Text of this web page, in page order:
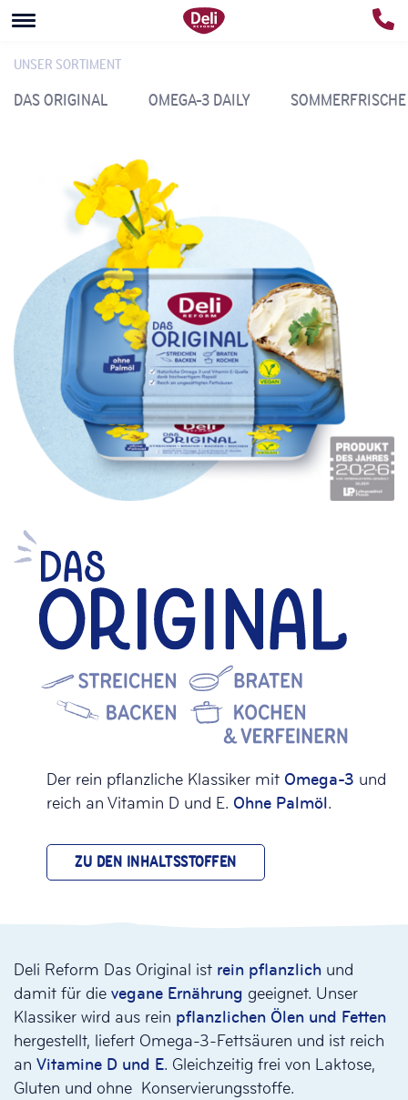
UNSER SORTIMENT
DAS ORIGINAL OMEGA-3 DAILY SOMMERFRISCHE
Der rein pflanzliche Klassiker mit Omega-3 und
reich an Vitamin D und E. Ohne Palmöl.
ZU DEN INHALTSSTOFFEN
Deli Reform Das Original ist rein pflanzlich und
damit für die vegane Ernährung geeignet. Unser
Klassiker wird aus rein pflanzlichen Ölen und Fetten
hergestellt, liefert Omega-3-Fettsäuren und ist reich
an Vitamine D und E. Gleichzeitig frei von Laktose,
Gluten und ohne Konservierungsstoffe.